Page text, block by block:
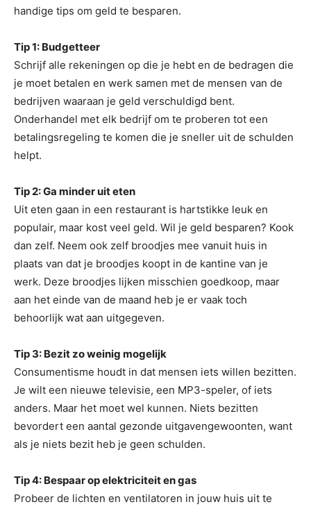
handige tips om geld te besparen.
Tip 1: Budgetteer
Schrijf alle rekeningen op die je hebt en de bedragen die
je moet betalen en werk samen met de mensen van de
bedrijven waaraan je geld verschuldigd bent.
Onderhandel met elk bedrijf om te proberen tot een
betalingsregeling te komen die je sneller uit de schulden
helpt.
Tip 2: Ga minder uit eten
Uit eten gaan in een restaurant is hartstikke leuk en
populair, maar kost veel geld. Wil je geld besparen? Kook
dan zelf. Neem ook zelf broodjes mee vanuit huis in
plaats van dat je broodjes koopt in de kantine van je
werk. Deze broodjes lijken misschien goedkoop, maar
aan het einde van de maand heb je er vaak toch
behoorlijk wat aan uitgegeven.
Tip 3: Bezit zo weinig mogelijk
Consumentisme houdt in dat mensen iets willen bezitten.
Je wilt een nieuwe televisie, een MP3-speler, of iets
anders. Maar het moet wel kunnen. Niets bezitten
bevordert een aantal gezonde uitgavengewoonten, want
als je niets bezit heb je geen schulden.
Tip 4: Bespaar op elektriciteit en gas
Probeer de lichten en ventilatoren in jouw huis uit te